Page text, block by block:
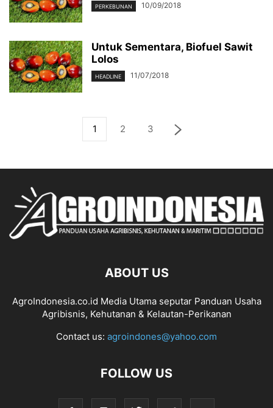
PERKEBUNAN 10/09/2018
Untuk Sementara, Biofuel Sawit
Lolos
HEADLINE 11/07/2018
1 2 3
ABOUT US
AgroIndonesia.co.id Media Utama seputar Panduan Usaha
Agribisnis, Kehutanan & Kelautan-Perikanan
Contact us: agroindones@yahoo.com
FOLLOW US